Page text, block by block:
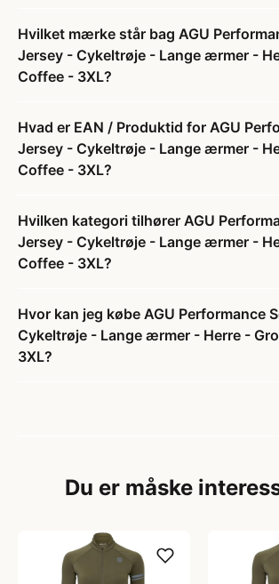
Hvilket mærke står bag AGU
Jersey - Cykeltrøje - Lange ærmer -
Coffee - 3XL?
Hvad er EAN / Produktid for AGU
Jersey - Cykeltrøje - Lange ærmer -
Coffee - 3XL?
Hvilken kategori tilhører AGU
Jersey - Cykeltrøje - Lange ærmer -
Coffee - 3XL?
Hvor kan jeg købe AGU Performance
Cykeltrøje - Lange ærmer - Herre -
3XL?
Du er måske